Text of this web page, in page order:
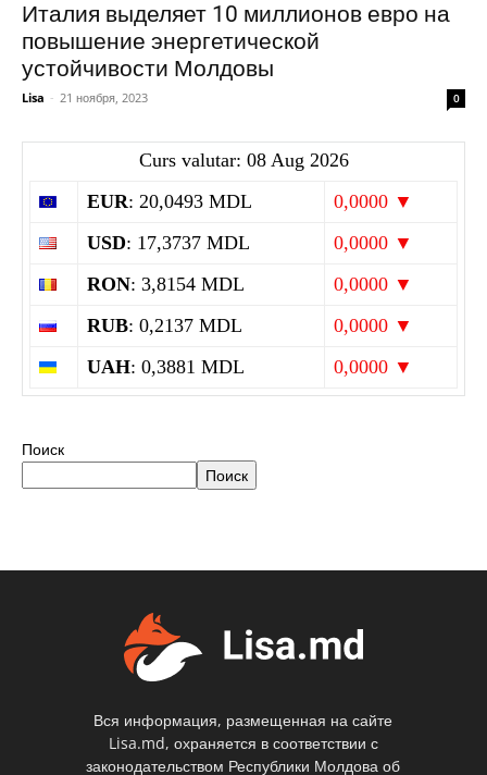
Италия выделяет 10 миллионов евро на
повышение энергетической
устойчивости Молдовы
Lisa - 21 ноября, 2023 0
Curs valutar: 08 Aug 2026
EUR: 20,0493 MDL
0,0000 ▼
USD: 17,3737 MDL
0,0000 ▼
RON: 3,8154 MDL
0,0000 ▼
RUB: 0,2137 MDL
0,0000 ▼
UAH: 0,3881 MDL 0,0000 ▼
Поиск
Поиск
Вся информация, размещенная на сайте
Lisa.md, охраняется в соответствии с
законодательством Республики Молдова об